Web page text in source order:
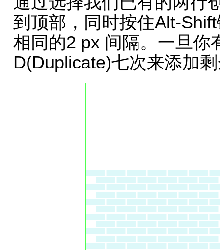
到顶部，同时按住Alt-
相同的2 px 间隔。一旦你
D(Duplicate)七次来添加